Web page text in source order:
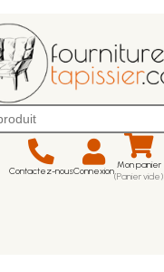
Contactez-nousConnexion Mon panier
(Panier vide)